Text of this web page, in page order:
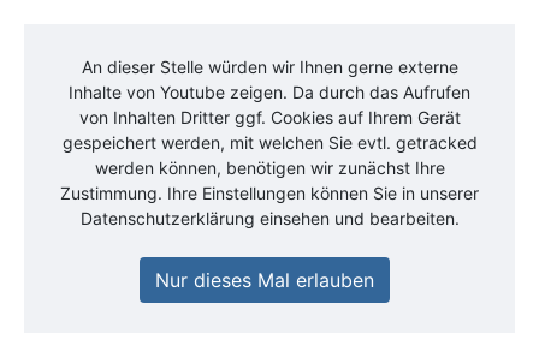
An dieser Stelle würden wir Ihnen gerne externe
Inhalte von Youtube zeigen. Da durch das Aufrufen
von Inhalten Dritter ggf. Cookies auf Ihrem Gerät
gespeichert werden, mit welchen Sie evtl. getracked
werden können, benötigen wir zunächst Ihre
Zustimmung. Ihre Einstellungen können Sie in unserer
Datenschutzerklärung einsehen und bearbeiten.
Nur dieses Mal erlauben